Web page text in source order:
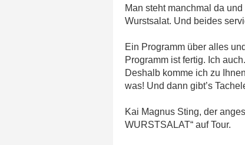
Man steht manchmal da
Wurstsalat. Und beides
Ein Programm über alles
Programm ist fertig. Ich
Deshalb komme ich zu
was! Und dann gibt’s
Kai Magnus Sting, der
WURSTSALAT“ auf Tour.